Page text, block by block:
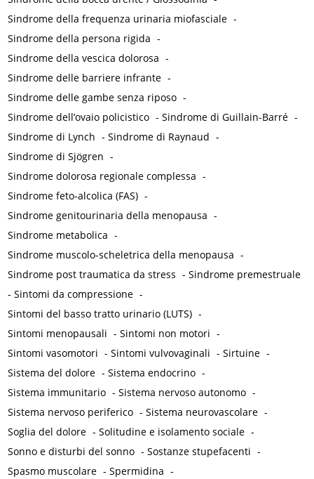
Sindrome della frequenza urinaria miofasciale -
Sindrome della persona rigida -
Sindrome della vescica dolorosa -
Sindrome delle barriere infrante -
Sindrome delle gambe senza riposo -
Sindrome dell’ovaio policistico -Sindrome di Guillain-Barré -
Sindrome di Lynch -Sindrome di Raynaud -
Sindrome di Sjögren -
Sindrome dolorosa regionale complessa -
Sindrome feto-alcolica (FAS) -
Sindrome genitourinaria della menopausa -
Sindrome metabolica -
Sindrome muscolo-scheletrica della menopausa -
Sindrome post traumatica da stress -Sindrome premestruale
-Sintomi da compressione -
Sintomi del basso tratto urinario (LUTS) -
Sintomi menopausali -Sintomi non motori -
Sintomi vasomotori -Sintomi vulvovaginali -Sirtuine -
Sistema del dolore -Sistema endocrino -
Sistema immunitario -Sistema nervoso autonomo -
Sistema nervoso periferico -Sistema neurovascolare -
Soglia del dolore -Solitudine e isolamento sociale -
Sonno e disturbi del sonno -Sostanze stupefacenti -
Spasmo muscolare -Spermidina -